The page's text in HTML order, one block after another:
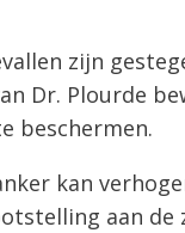
zijn
Dr. Plourde
beschermen.
kan
aan de